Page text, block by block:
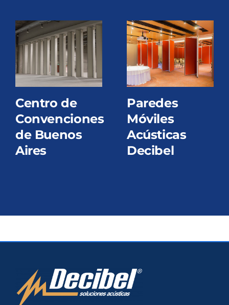
Centro de
Convenciones
de Buenos
Aires
Paredes
Móviles
Acústicas
Decibel